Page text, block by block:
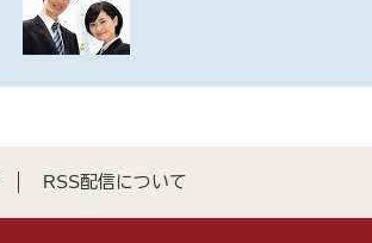
RSS配信について